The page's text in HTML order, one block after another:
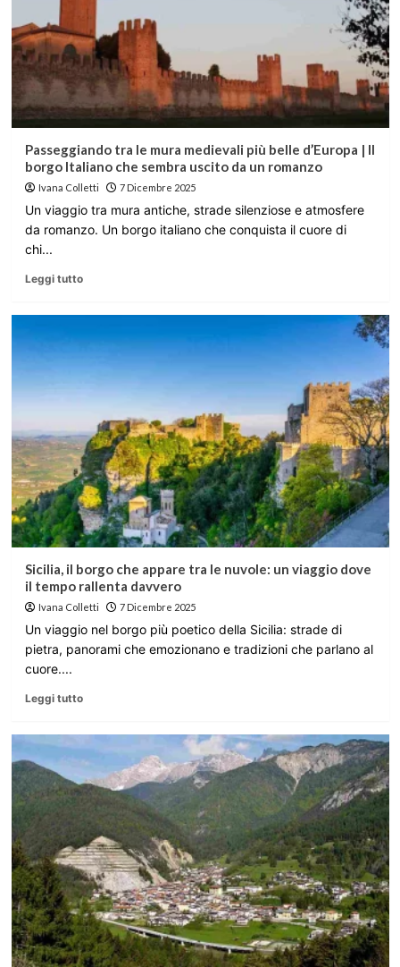
Passeggiando tra le mura medievali più belle d’Europa | Il
borgo Italiano che sembra uscito da un romanzo
Ivana Colletti 7 Dicembre 2025
Un viaggio tra mura antiche, strade silenziose e atmosfere
da romanzo. Un borgo italiano che conquista il cuore di
chi...
Leggi tutto
Sicilia, il borgo che appare tra le nuvole: un viaggio dove
il tempo rallenta davvero
Ivana Colletti 7 Dicembre 2025
Un viaggio nel borgo più poetico della Sicilia: strade di
pietra, panorami che emozionano e tradizioni che parlano al
cuore....
Leggi tutto